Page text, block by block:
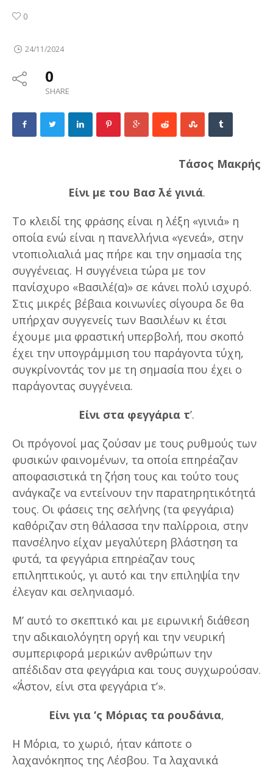
0
24/11/2024
0
SHARE
Τάσος Μακρής
Είνι με του Βασ ΄λέ γινιά.
Το κλειδί της φρἀσης είναι η λέξη «γινιά» η
οποία ενώ είναι η πανελλήνια «γενεά», στην
ντοπιολιαλιά μας πήρε και την σημασία της
συγγένειας. Η συγγένεια τώρα με τον
πανίσχυρο «Βασιλέ(α)» σε κάνει πολύ ισχυρό.
Στις μικρές βέβαια κοινωνίες σίγουρα δε θα
υπήρχαν συγγενείς των Βασιλέων κι έτσι
έχουμε μια φραστική υπερβολή, που σκοπό
έχει την υπογράμμιση του παράγοντα τύχη,
συγκρίνοντάς τον με τη σημασία που έχει ο
παράγοντας συγγένεια.
Είνι στα φεγγάρια τ’.
Οι πρόγονοί μας ζούσαν με τους ρυθμούς των
φυσικών φαινομένων, τα οποία επηρέαζαν
αποφασιστικά τη ζήση τους και τούτο τους
ανάγκαζε να εντείνουν την παρατηρητικότητά
τους. Οι φάσεις της σελήνης (τα φεγγάρια)
καθόριζαν στη θάλασσα την παλίρροια, στην
πανσέληνο είχαν μεγαλύτερη βλάστηση τα
φυτά, τα φεγγάρια επηρἐαζαν τους
επιληπτικούς, γι αυτό και την επιληψία την
έλεγαν και σεληνιασμό.
Μ’ αυτό το σκεπτικό και με ειρωνική διάθεση
την αδικαιολόγητη οργή και την νευρική
συμπεριφορά μερικών ανθρώπων την
απέδιδαν στα φεγγάρια και τους συγχωρούσαν.
«Ά΄στον, είνι στα φεγγάρια τ’».
Είνι για ‘ς Μόριας τα ρουδάνια,
Η Μόρια, το χωριό, ήταν κάποτε ο
λαχανόκηπος της Λέσβου. Τα λαχανικά